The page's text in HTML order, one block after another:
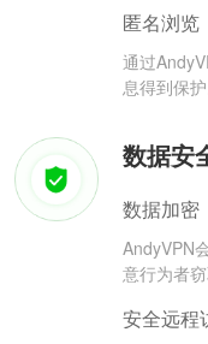
匿名浏览
通过
息得到保护
数据安
数据加密
AndyVPN
意行为者窃
安全远程